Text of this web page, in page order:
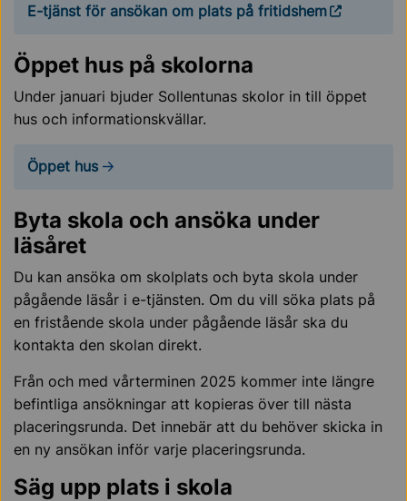
E-tjänst för ansökan om plats på fritidshem
Öppet hus på skolorna
Under januari bjuder Sollentunas skolor in till öppet
hus och informationskvällar.
Öppet hus
Byta skola och ansöka under
läsåret
Du kan ansöka om skolplats och byta skola under
pågående läsår i e-tjänsten. Om du vill söka plats på
en fristående skola under pågående läsår ska du
kontakta den skolan direkt.
Från och med vårterminen 2025 kommer inte längre
befintliga ansökningar att kopieras över till nästa
placeringsrunda. Det innebär att du behöver skicka in
en ny ansökan inför varje placeringsrunda.
Säg upp plats i skola